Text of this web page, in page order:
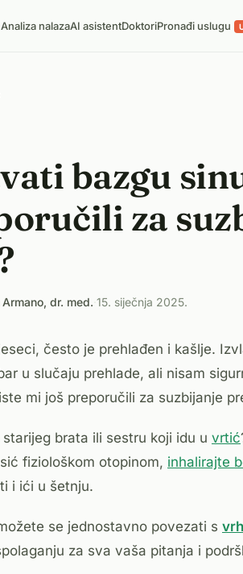
Analiza nalazaAI asistentDoktoriPronađi uslugu
bazgu
za
dr. med. 15. siječnja 2025.
često je prehlađen i kašlje.
u slučaju prehlade, ali nisam
mi još preporučili za suzbijanje
brata ili sestru koji idu u vrtić
fiziološkom otopinom, inhalirajte
i ići u šetnju.
se jednostavno povezati s
za sva vaša pitanja i